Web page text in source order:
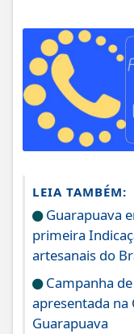
LEIA TAMBÉM:
Guarapuava
primeira
artesanais do
Campanha
apresentada na
Guarapuava